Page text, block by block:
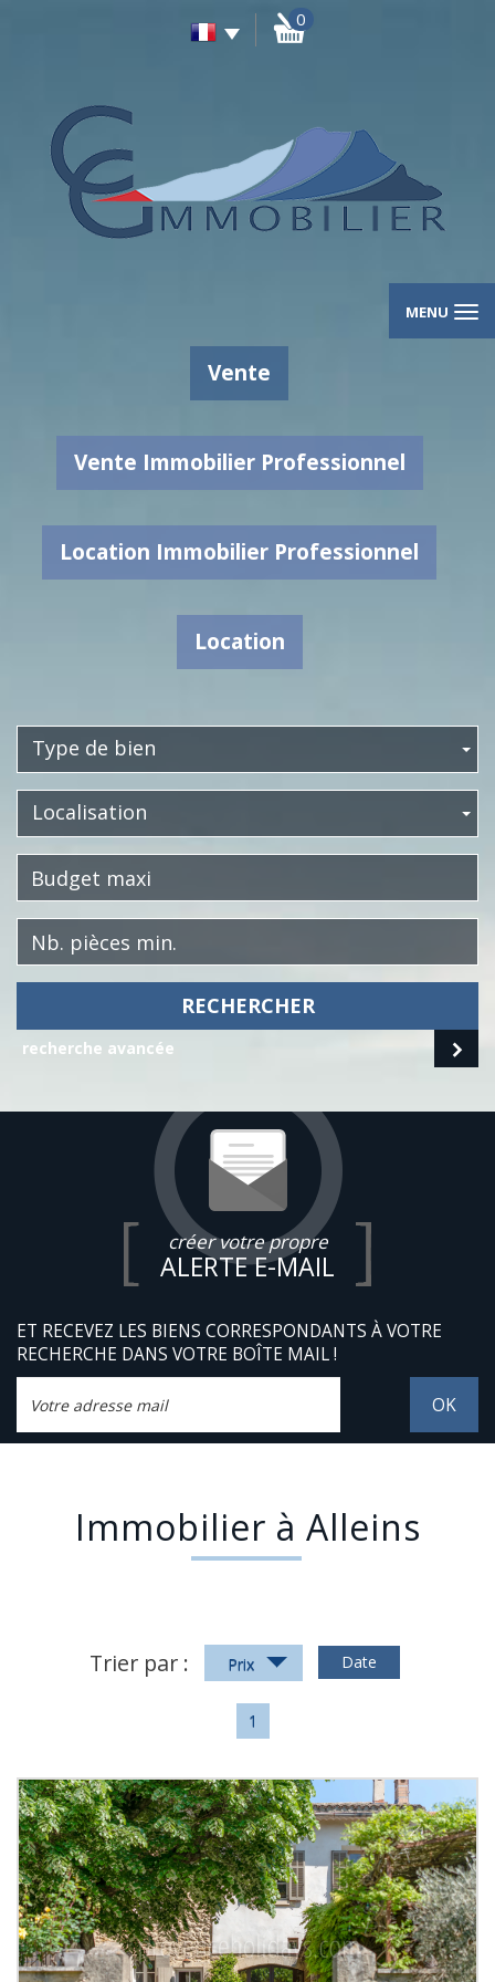
0
MENU
Vente
Vente Immobilier Professionnel
Location Immobilier Professionnel
Location
Type de bien
Localisation
RECHERCHER
recherche avancée
créer votre propre
ALERTE E-MAIL
ET RECEVEZ LES BIENS CORRESPONDANTS À VOTRE
RECHERCHE DANS VOTRE BOÎTE MAIL !
OK
Immobilier à Alleins
Trier par : Prix Date
1